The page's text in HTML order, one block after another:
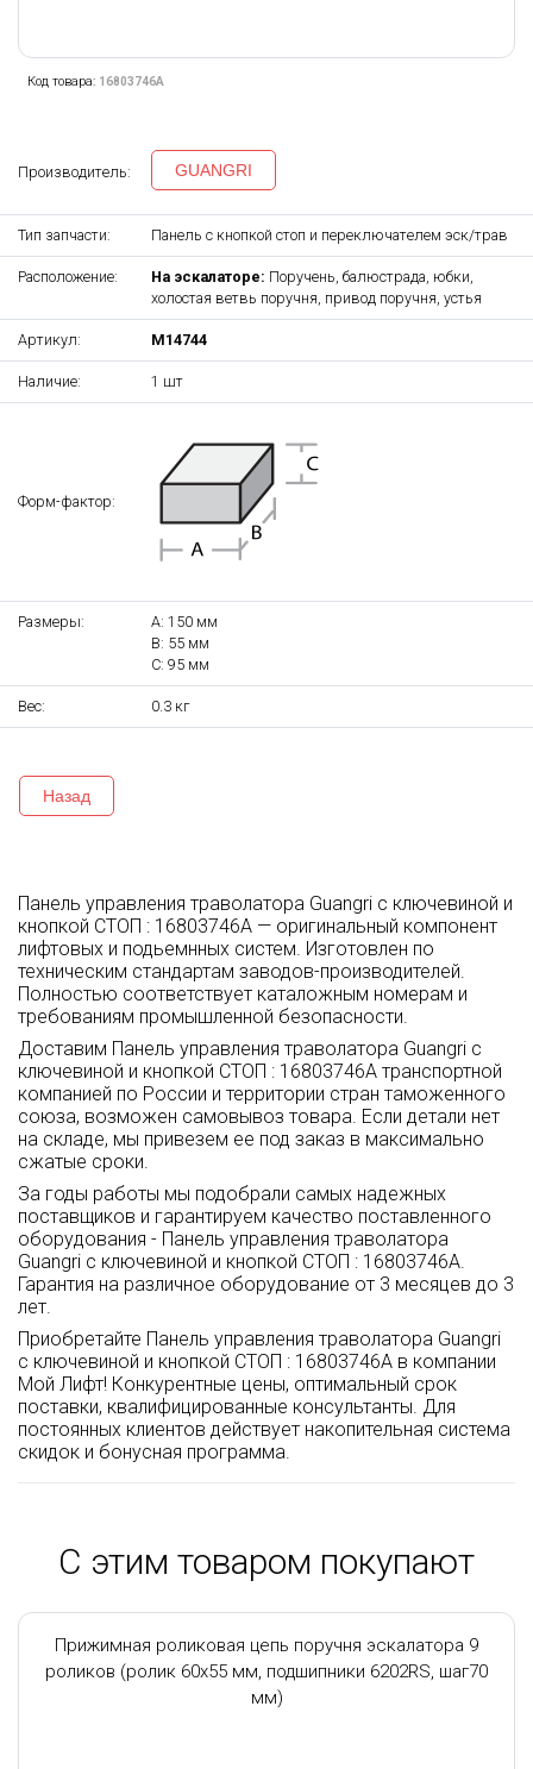
Код товара: 16803746A
Производитель: GUANGRI
Тип запчасти: Панель с кнопкой стоп и переключателем эск/трав
Расположение: На эскалаторе: Поручень, балюстрада, юбки,
холостая ветвь поручня, привод поручня, устья
Артикул: M14744
Наличие: 1 шт
Форм-фактор:
Размеры:
A: 150 мм
B: 55 мм
C: 95 мм
Вес: 0.3 кг
Назад
Панель управления траволатора Guangri с ключевиной и
кнопкой СТОП : 16803746A — оригинальный компонент
лифтовых и подьемнных систем. Изготовлен по
техническим стандартам заводов-производителей.
Полностью соответствует каталожным номерам и
требованиям промышленной безопасности.
Доставим Панель управления траволатора Guangri с
ключевиной и кнопкой СТОП : 16803746A транспортной
компанией по России и территории стран таможенного
союза, возможен самовывоз товара. Если детали нет
на складе, мы привезем ее под заказ в максимально
сжатые сроки.
За годы работы мы подобрали самых надежных
поставщиков и гарантируем качество поставленного
оборудования - Панель управления траволатора
Guangri с ключевиной и кнопкой СТОП : 16803746A.
Гарантия на различное оборудование от 3 месяцев до 3
лет.
Приобретайте Панель управления траволатора Guangri
с ключевиной и кнопкой СТОП : 16803746A в компании
Мой Лифт! Конкурентные цены, оптимальный срок
поставки, квалифицированные консультанты. Для
постоянных клиентов действует накопительная система
скидок и бонусная программа.
С этим товаром покупают
Прижимная роликовая цепь поручня эскалатора 9
роликов (ролик 60x55 мм, подшипники 6202RS, шаг70
мм)